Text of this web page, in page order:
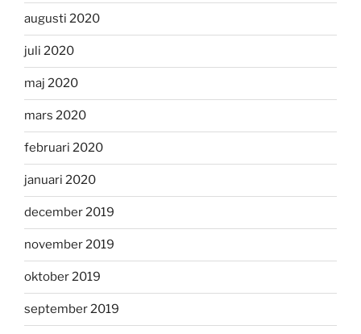
augusti 2020
juli 2020
maj 2020
mars 2020
februari 2020
januari 2020
december 2019
november 2019
oktober 2019
september 2019